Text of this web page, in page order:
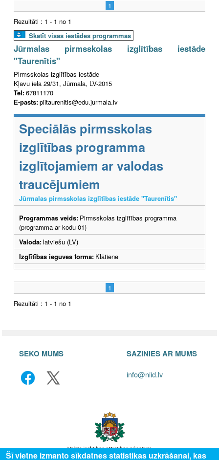
1
Rezultāti : 1 - 1 no 1
Skatīt visas iestādes programmas
Jūrmalas pirmsskolas izglītības iestāde
"Taurenītis"
Pirmsskolas izglītības iestāde
Kļavu iela 29/31, Jūrmala, LV-2015
Tel:67811170
E-pasts:piitaurenitis@edu.jurmala.lv
Speciālās pirmsskolas
izglītības programma
izglītojamiem ar valodas
traucējumiem
Jūrmalas pirmsskolas izglītības iestāde "Taurenītis"
Programmas veids: Pirmsskolas izglītības programma
(programma ar kodu 01)
Valoda:latviešu (LV)
Izglītības ieguves forma: Klātiene
1
Rezultāti : 1 - 1 no 1
SEKO MUMS SAZINIES AR MUMS
info@niid.lv
Šī vietne izmanto sīkdatnes statistikas uzkrāšanai, kas